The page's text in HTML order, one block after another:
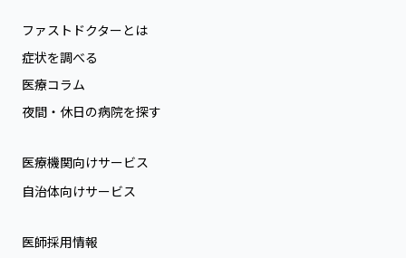
ファストドクターとは
症状を調べる
医療コラム
夜間・休日の病院を探す
医療機関向けサービス
自治体向けサービス
医師採用情報